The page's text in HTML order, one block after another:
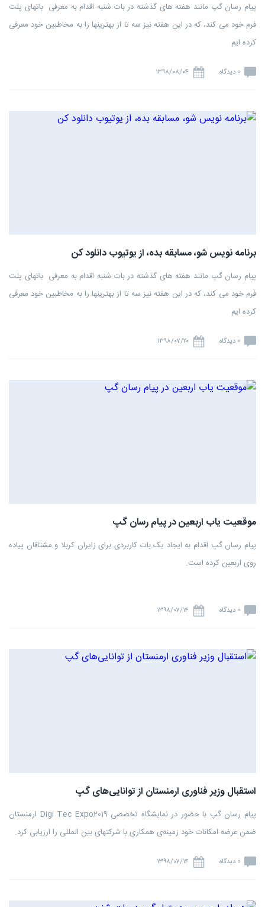
پیام رسان گپ مانند هفته های گذشته در بات شنبه اقدام به معرفی باتهای پلت
فرم خود می کند، که در این هفته نیز سه تا از بهترینها را به مخاطبین خود معرفی
کرده ایم
0 دیدگاه ۱۳۹۸/۰۸/۰۴
برنامه نویس شو، مسابقه بده، از یوتیوب دانلود کن
پیام رسان گپ مانند هفته های گذشته در بات شنبه اقدام به معرفی باتهای پلت
فرم خود می کند، که در این هفته نیز سه تا از بهترینها را به مخاطبین خود معرفی
کرده ایم
0 دیدگاه ۱۳۹۸/۰۷/۲۰
موقعیت یاب اربعین در پیام رسان گپ
پیام رسان گپ اقدام به ایجاد یک بات کاربردی برای زایران کربلا و مشتاقان پیاده
روی اربعین کرده است.
0 دیدگاه ۱۳۹۸/۰۷/۱۴
استقبال وزیر فناوری ارمنستان از توانایی‌های گپ
پیام رسان گپ با حضور در نمایشگاه تخصصی Digi Tec Expo2019 ارمنستان
ضمن عرضه امکانات خود زمینه‌ی همکاری با شرکتهای بین المللی را ارزیابی کرد.
0 دیدگاه ۱۳۹۸/۰۷/۱۴